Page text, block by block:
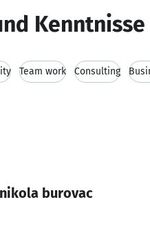
Kenntnisse
Team work Consulting
burovac